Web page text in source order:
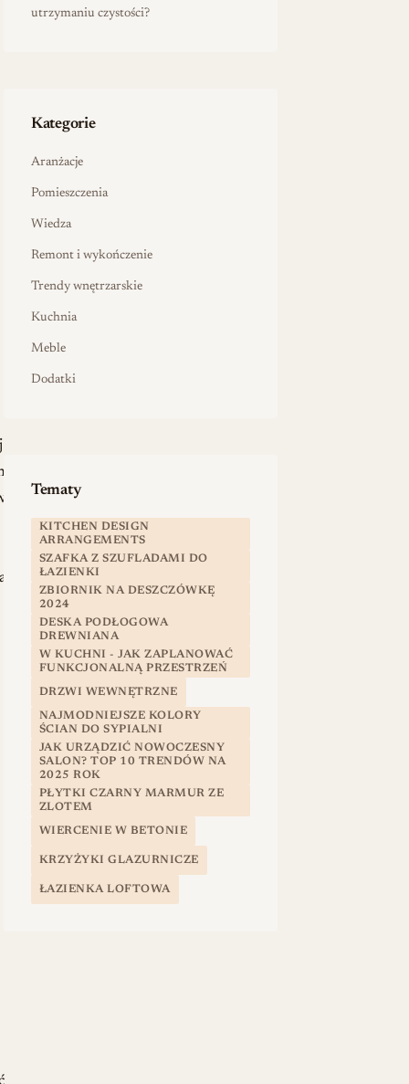
utrzymaniu czystości?
Kategorie
Aranżacje
Pomieszczenia
Wiedza
Remont i wykończenie
Trendy wnętrzarskie
Kuchnia
Meble
Dodatki
Tematy
KITCHEN DESIGN
ARRANGEMENTS
SZAFKA Z SZUFLADAMI DO
ŁAZIENKI
ZBIORNIK NA DESZCZÓWKĘ
2024
DESKA PODŁOGOWA
DREWNIANA
W KUCHNI - JAK ZAPLANOWAĆ
FUNKCJONALNĄ PRZESTRZEŃ
DRZWI WEWNĘTRZNE
NAJMODNIEJSZE KOLORY
ŚCIAN DO SYPIALNI
JAK URZĄDZIĆ NOWOCZESNY
SALON? TOP 10 TRENDÓW NA
2025 ROK
PŁYTKI CZARNY MARMUR ZE
ZLOTEM
WIERCENIE W BETONIE
KRZYŻYKI GLAZURNICZE
ŁAZIENKA LOFTOWA